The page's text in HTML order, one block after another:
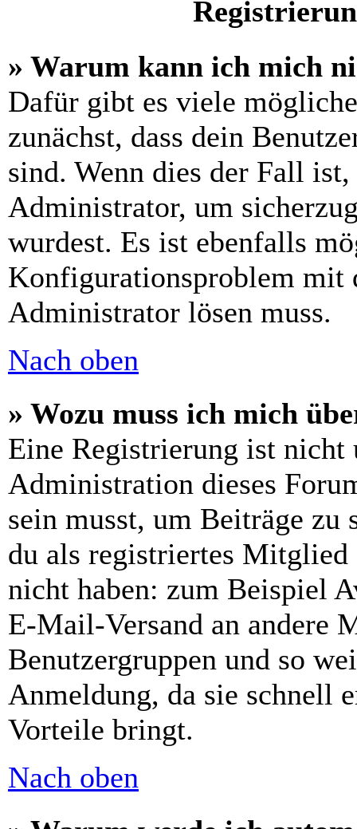
» Warum kann ich mich
Dafür gibt es viele
zunächst, dass dein
sind. Wenn dies der Fall
Administrator, um
wurdest. Es ist ebenfalls
Konfigurationsproblem mit
Administrator lösen muss.
Nach oben
» Wozu muss ich mich
Eine Registrierung ist
Administration dieses
sein musst, um Beiträge
du als registriertes Mitglied
nicht haben: zum Beispiel
E-Mail-Versand an andere
Benutzergruppen und so
Anmeldung, da sie schnell
Vorteile bringt.
Nach oben